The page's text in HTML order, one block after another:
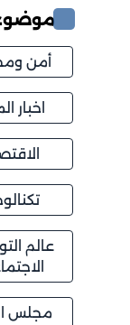
أمن
اخبار
عالم
مجلس